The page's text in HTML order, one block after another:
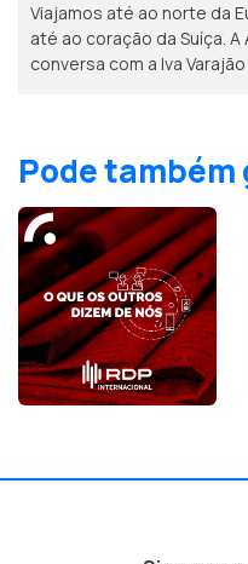
Viajamos até ao norte da
até ao coração da Suíça. A
conversa com a Iva
Pode